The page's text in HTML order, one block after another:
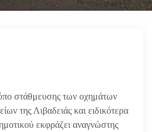
στάθμευσης των οχημάτων
της Λιβαδειάς και ειδικότερα
εκφράζει αναγνώστης